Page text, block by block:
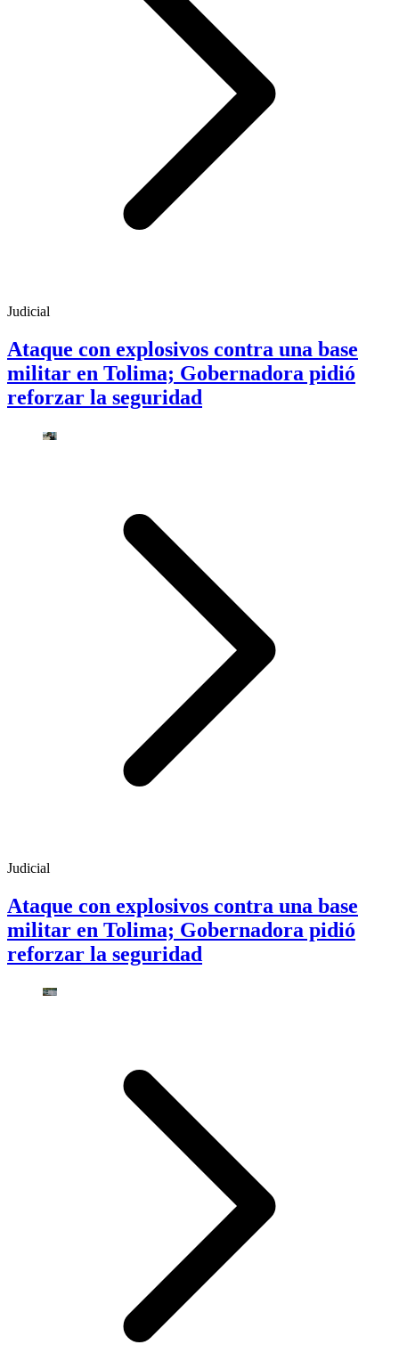
Judicial
Ataque con explosivos contra una base
militar en Tolima; Gobernadora pidió
reforzar la seguridad
Judicial
Ataque con explosivos contra una base
militar en Tolima; Gobernadora pidió
reforzar la seguridad